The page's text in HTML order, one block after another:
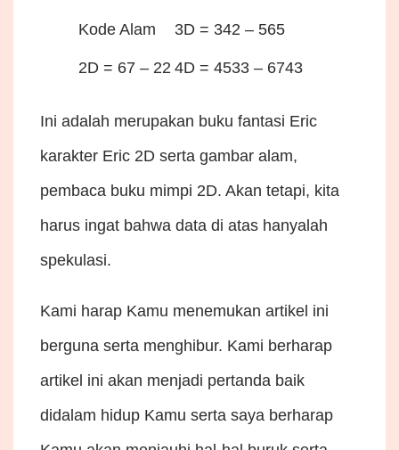
Kode Alam 3D = 342 – 565
2D = 67 – 22 4D = 4533 – 6743
Ini adalah merupakan buku fantasi Eric
karakter Eric 2D serta gambar alam,
pembaca buku mimpi 2D. Akan tetapi, kita
harus ingat bahwa data di atas hanyalah
spekulasi.
Kami harap Kamu menemukan artikel ini
berguna serta menghibur. Kami berharap
artikel ini akan menjadi pertanda baik
didalam hidup Kamu serta saya berharap